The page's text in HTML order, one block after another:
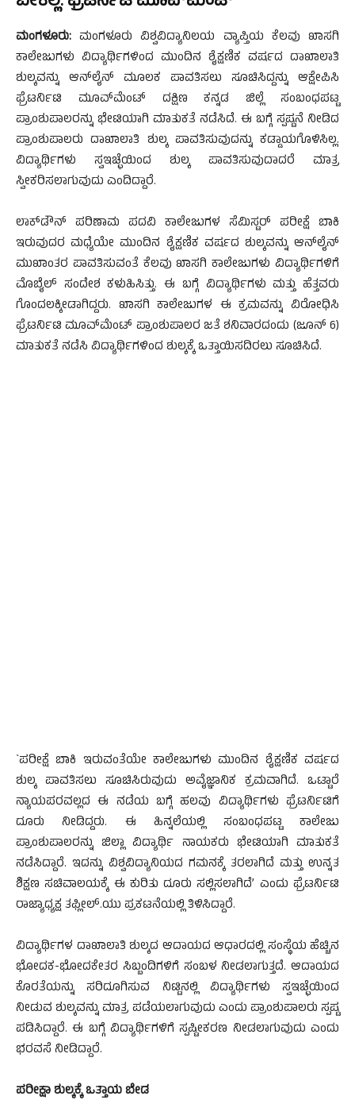
ಮಂಗಳೂರು: ಮಂಗಳೂರು ವಿಶ್ವವಿದ್ಯಾನಿಲಯ ವ್ಯಾಪ್ತಿಯ ಕೆಲವು ಖಾಸಗಿ
ಕಾಲೇಜುಗಳು ವಿದ್ಯಾರ್ಥಿಗಳಿಂದ ಮುಂದಿನ ಶೈಕ್ಷಣಿಕ ವರ್ಷದ ದಾಖಾಲಾತಿ
ಶುಲ್ಕವನ್ನು ಆನ್‍ಲೈನ್ ಮೂಲಕ ಪಾವತಿಸಲು ಸೂಚಿಸಿದ್ದನ್ನು ಆಕ್ಷೇಪಿಸಿ
ಫ್ರೆಟರ್ನಿಟಿ ಮೂವ್‍ಮೆಂಟ್ ದಕ್ಷಿಣ ಕನ್ನಡ ಜಿಲ್ಲೆ ಸಂಬಂಧಪಟ್ಟ
ಪ್ರಾಂಶುಪಾಲರನ್ನು ಭೇಟಿಯಾಗಿ ಮಾತುಕತೆ ನಡೆಸಿದೆ. ಈ ಬಗ್ಗೆ ಸ್ಪಷ್ಟನೆ ನೀಡಿದ
ಪ್ರಾಂಶುಪಾಲರು ದಾಖಾಲಾತಿ ಶುಲ್ಕ ಪಾವತಿಸುವುದನ್ನು ಕಡ್ಡಾಯಗೊಳಿಸಿಲ್ಲ.
ವಿದ್ಯಾರ್ಥಿಗಳು ಸ್ವಇಚ್ಛೆಯಿಂದ ಶುಲ್ಕ ಪಾವತಿಸುವುದಾದರೆ ಮಾತ್ರ
ಸ್ವೀಕರಿಸಲಾಗುವುದು ಎಂದಿದ್ದಾರೆ.
ಲಾಕ್‍ಡೌನ್ ಪರಿಣಾಮ ಪದವಿ ಕಾಲೇಜುಗಳ ಸೆಮಿಸ್ಟರ್ ಪರೀಕ್ಷೆ ಬಾಕಿ
ಇರುವುದರ ಮಧ್ಯೆಯೇ ಮುಂದಿನ ಶೈಕ್ಷಣಿಕ ವರ್ಷದ ಶುಲ್ಕವನ್ನು ಆನ್‍ಲೈನ್
ಮುಖಾಂತರ ಪಾವತಿಸುವಂತೆ ಕೆಲವು ಖಾಸಗಿ ಕಾಲೇಜುಗಳು ವಿದ್ಯಾರ್ಥಿಗಳಿಗೆ
ಮೊಬೈಲ್ ಸಂದೇಶ ಕಳುಹಿಸಿತ್ತು. ಈ ಬಗ್ಗೆ ವಿದ್ಯಾರ್ಥಿಗಳು ಮತ್ತು ಹೆತ್ತವರು
ಗೊಂದಲಕ್ಕೀಡಾಗಿದ್ದರು. ಖಾಸಗಿ ಕಾಲೇಜುಗಳ ಈ ಕ್ರಮವನ್ನು ವಿರೋಧಿಸಿ
ಫ್ರೆಟರ್ನಿಟಿ ಮೂವ್‍ಮೆಂಟ್ ಪ್ರಾಂಶುಪಾಲರ ಜತೆ ಶನಿವಾರದಂದು (ಜೂನ್ 6)
ಮಾತುಕತೆ ನಡೆಸಿ ವಿದ್ಯಾರ್ಥಿಗಳಿಂದ ಶುಲ್ಕಕ್ಕೆ ಒತ್ತಾಯಿಸದಿರಲು ಸೂಚಿಸಿದೆ.
`ಪರೀಕ್ಷೆ ಬಾಕಿ ಇರುವಂತೆಯೇ ಕಾಲೇಜುಗಳು ಮುಂದಿನ ಶೈಕ್ಷಣಿಕ ವರ್ಷದ
ಶುಲ್ಕ ಪಾವತಿಸಲು ಸೂಚಿಸಿರುವುದು ಅವೈಜ್ಞಾನಿಕ ಕ್ರಮವಾಗಿದೆ. ಒಟ್ಟಾರೆ
ನ್ಯಾಯಪರವಲ್ಲದ ಈ ನಡೆಯ ಬಗ್ಗೆ ಹಲವು ವಿದ್ಯಾರ್ಥಿಗಳು ಫ್ರೆಟರ್ನಿಟಿಗೆ
ದೂರು ನೀಡಿದ್ದರು. ಈ ಹಿನ್ನಲೆಯಲ್ಲಿ ಸಂಬಂಧಪಟ್ಟ ಕಾಲೇಜು
ಪ್ರಾಂಶುಪಾಲರನ್ನು ಜಿಲ್ಲಾ ವಿದ್ಯಾರ್ಥಿ ನಾಯಕರು ಭೇಟಿಯಾಗಿ ಮಾತುಕತೆ
ನಡೆಸಿದ್ದಾರೆ. ಇದನ್ನು ವಿಶ್ವವಿದ್ಯಾನಿಯದ ಗಮನಕ್ಕೆ ತರಲಾಗಿದೆ ಮತ್ತು ಉನ್ನತ
ಶಿಕ್ಷಣ ಸಚಿವಾಲಯಕ್ಕೆ ಈ ಕುರಿತು ದೂರು ಸಲ್ಲಿಸಲಾಗಿದೆ’ ಎಂದು ಫ್ರೆಟರ್ನಿಟಿ
ರಾಜ್ಯಾಧ್ಯಕ್ಷ ತಫ್ಲೀಲ್.ಯು ಪ್ರಕಟನೆಯಲ್ಲಿ ತಿಳಿಸಿದ್ದಾರೆ.
ವಿದ್ಯಾರ್ಥಿಗಳ ದಾಖಾಲಾತಿ ಶುಲ್ಕದ ಆದಾಯದ ಆಧಾರದಲ್ಲಿ ಸಂಸ್ಥೆಯ ಹೆಚ್ಚಿನ
ಭೋದಕ-ಭೋದಕೇತರ ಸಿಬ್ಬಂದಿಗಳಿಗೆ ಸಂಬಳ ನೀಡಲಾಗುತ್ತದೆ. ಆದಾಯದ
ಕೊರತೆಯನ್ನು ಸರಿದೂಗಿಸುವ ನಿಟ್ಟಿನಲ್ಲಿ ವಿದ್ಯಾರ್ಥಿಗಳು ಸ್ವಇಚ್ಛೆಯಿಂದ
ನೀಡುವ ಶುಲ್ಕವನ್ನು ಮಾತ್ರ ಪಡೆಯಲಾಗುವುದು ಎಂದು ಪ್ರಾಂಶುಪಾಲರು ಸ್ಪಷ್ಟ
ಪಡಿಸಿದ್ದಾರೆ. ಈ ಬಗ್ಗೆ ವಿದ್ಯಾರ್ಥಿಗಳಿಗೆ ಸ್ಪಷ್ಟೀಕರಣ ನೀಡಲಾಗುವುದು ಎಂದು
ಭರವಸೆ ನೀಡಿದ್ದಾರೆ.
ಪರೀಕ್ಷಾ ಶುಲ್ಕಕ್ಕೆ ಒತ್ತಾಯ ಬೇಡ